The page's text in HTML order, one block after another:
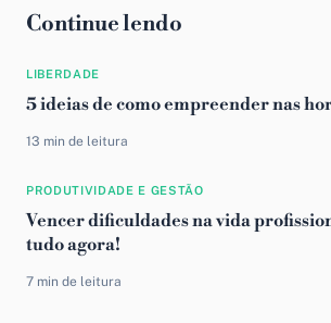
Continue lendo
LIBERDADE
5 ideias de como empreender nas
13 min de leitura
PRODUTIVIDADE E GESTÃO
Vencer dificuldades na vida
tudo agora!
7 min de leitura